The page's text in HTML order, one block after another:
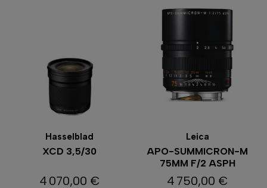
Hasselblad
XCD 3,5/30
4 070,00 €
Leica
APO-SUMMICRON-M
75MM F/2 ASPH
4 750,00 €